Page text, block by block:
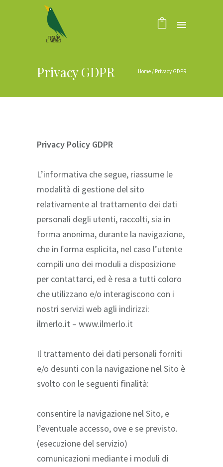
Privacy GDPR Home / Privacy GDPR
Privacy Policy GDPR
L’informativa che segue, riassume le
modalità di gestione del sito
relativamente al trattamento dei dati
personali degli utenti, raccolti, sia in
forma anonima, durante la navigazione,
che in forma esplicita, nel caso l’utente
compili uno dei moduli a disposizione
per contattarci, ed è resa a tutti coloro
che utilizzano e/o interagiscono con i
nostri servizi web agli indirizzi:
ilmerlo.it – www.ilmerlo.it
Il trattamento dei dati personali forniti
e/o desunti con la navigazione nel Sito è
svolto con le seguenti finalità:
consentire la navigazione nel Sito, e
l’eventuale accesso, ove e se previsto.
(esecuzione del servizio)
comunicazioni mediante i moduli di